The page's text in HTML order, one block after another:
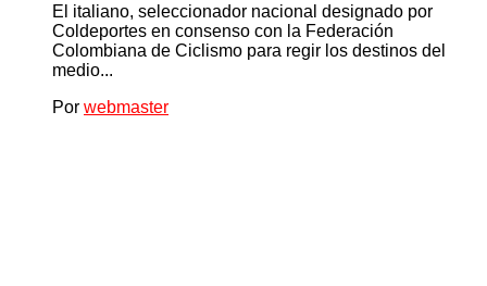
El italiano, seleccionador nacional designado por
Coldeportes en consenso con la Federación
Colombiana de Ciclismo para regir los destinos del
medio...
Por webmaster